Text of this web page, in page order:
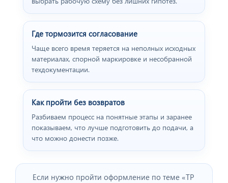
Где тормозится согласование
Чаще всего время теряется на неполных исходных
материалах, спорной маркировке и несобранной
техдокументации.
Как пройти без возвратов
Разбиваем процесс на понятные этапы и заранее
показываем, что лучше подготовить до подачи, а
что можно донести позже.
Если нужно пройти оформление по теме «ТР